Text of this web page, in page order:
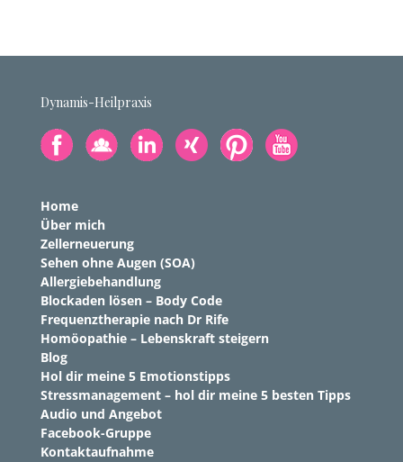
Dynamis-Heilpraxis
Home
Über mich
Zellerneuerung
Sehen ohne Augen (SOA)
Allergiebehandlung
Blockaden lösen – Body Code
Frequenztherapie nach Dr Rife
Homöopathie – Lebenskraft steigern
Blog
Hol dir meine 5 Emotionstipps
Stressmanagement – hol dir meine 5 besten Tipps
Audio und Angebot
Facebook-Gruppe
Kontaktaufnahme